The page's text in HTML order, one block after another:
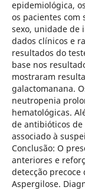
epidemiológica,
os pacientes com
sexo, unidade de
dados clínicos e
resultados do
base nos
mostraram
galactomanana.
neutropenia
hematológicas.
de antibióticos
associado à
Conclusão: O
anteriores e
detecção precoce
Aspergilose.